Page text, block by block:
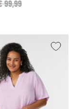
reduced from
99,99